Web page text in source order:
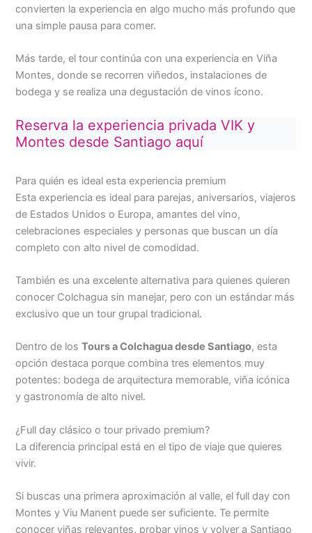
convierten la experiencia en algo mucho más profundo que
una simple pausa para comer.
Más tarde, el tour continúa con una experiencia en Viña
Montes, donde se recorren viñedos, instalaciones de
bodega y se realiza una degustación de vinos ícono.
Reserva la experiencia privada VIK y
Montes desde Santiago aquí
Para quién es ideal esta experiencia premium
Esta experiencia es ideal para parejas, aniversarios, viajeros
de Estados Unidos o Europa, amantes del vino,
celebraciones especiales y personas que buscan un día
completo con alto nivel de comodidad.
También es una excelente alternativa para quienes quieren
conocer Colchagua sin manejar, pero con un estándar más
exclusivo que un tour grupal tradicional.
Dentro de losTours a Colchagua desde Santiago, esta
opción destaca porque combina tres elementos muy
potentes: bodega de arquitectura memorable, viña icónica
y gastronomía de alto nivel.
¿Full day clásico o tour privado premium?
La diferencia principal está en el tipo de viaje que quieres
vivir.
Si buscas una primera aproximación al valle, el full day con
Montes y Viu Manent puede ser suficiente. Te permite
conocer viñas relevantes, probar vinos y volver a Santiago